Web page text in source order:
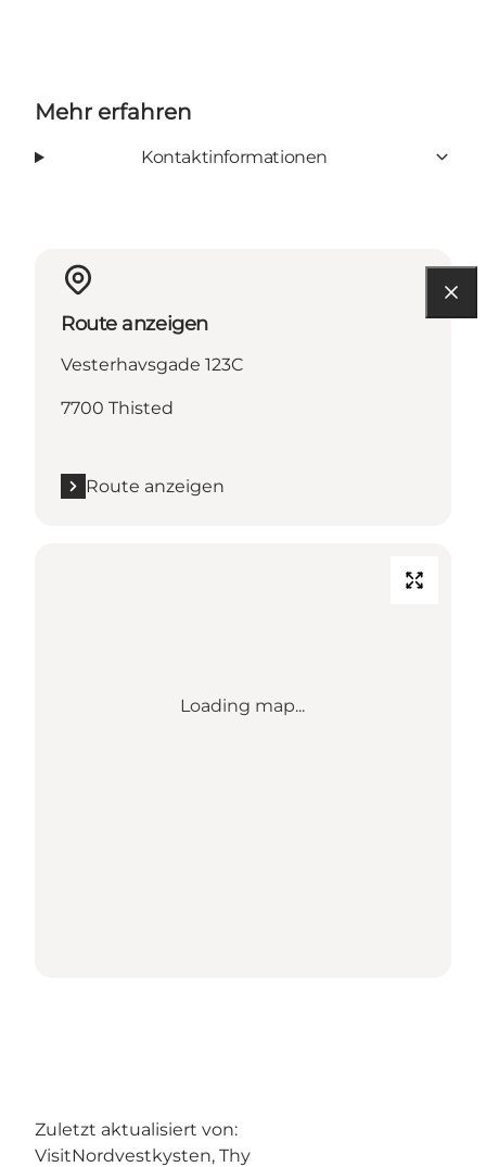
Mehr erfahren
Kontaktinformationen
Route anzeigen
Vesterhavsgade 123C
7700 Thisted
Route anzeigen
Loading map...
Zuletzt aktualisiert von:
VisitNordvestkysten, Thy